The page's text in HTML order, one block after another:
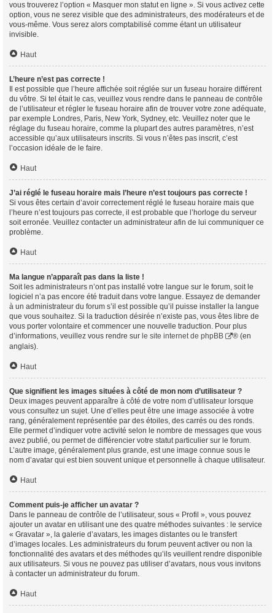
vous trouverez l’option « Masquer mon statut en ligne ». Si vous activez cette
option, vous ne serez visible que des administrateurs, des modérateurs et de
vous-même. Vous serez alors comptabilisé comme étant un utilisateur
invisible.
Haut
L’heure n’est pas correcte !
Il est possible que l’heure affichée soit réglée sur un fuseau horaire différent
du vôtre. Si tel était le cas, veuillez vous rendre dans le panneau de contrôle
de l’utilisateur et régler le fuseau horaire afin de trouver votre zone adéquate,
par exemple Londres, Paris, New York, Sydney, etc. Veuillez noter que le
réglage du fuseau horaire, comme la plupart des autres paramètres, n’est
accessible qu’aux utilisateurs inscrits. Si vous n’êtes pas inscrit, c’est
l’occasion idéale de le faire.
Haut
J’ai réglé le fuseau horaire mais l’heure n’est toujours pas correcte !
Si vous êtes certain d’avoir correctement réglé le fuseau horaire mais que
l’heure n’est toujours pas correcte, il est probable que l’horloge du serveur
soit erronée. Veuillez contacter un administrateur afin de lui communiquer ce
problème.
Haut
Ma langue n’apparaît pas dans la liste !
Soit les administrateurs n’ont pas installé votre langue sur le forum, soit le
logiciel n’a pas encore été traduit dans votre langue. Essayez de demander
à un administrateur du forum s’il est possible qu’il puisse installer la langue
que vous souhaitez. Si la traduction désirée n’existe pas, vous êtes libre de
vous porter volontaire et commencer une nouvelle traduction. Pour plus
d’informations, veuillez vous rendre sur le site internet de phpBB
® (en
anglais).
Haut
Que signifient les images situées à côté de mon nom d’utilisateur ?
Deux images peuvent apparaître à côté de votre nom d’utilisateur lorsque
vous consultez un sujet. Une d’elles peut être une image associée à votre
rang, généralement représentée par des étoiles, des carrés ou des ronds.
Elle permet d’indiquer votre activité selon le nombre de messages que vous
avez publié, ou permet de différencier votre statut particulier sur le forum.
L’autre image, généralement plus grande, est une image connue sous le
nom d’avatar qui est bien souvent unique et personnelle à chaque utilisateur.
Haut
Comment puis-je afficher un avatar ?
Dans le panneau de contrôle de l’utilisateur, sous « Profil », vous pouvez
ajouter un avatar en utilisant une des quatre méthodes suivantes : le service
« Gravatar », la galerie d’avatars, les images distantes ou le transfert
d’images locales. Les administrateurs du forum peuvent activer ou non la
fonctionnalité des avatars et des méthodes qu’ils veuillent rendre disponible
aux utilisateurs. Si vous ne pouvez pas utiliser d’avatars, nous vous invitons
à contacter un administrateur du forum.
Haut